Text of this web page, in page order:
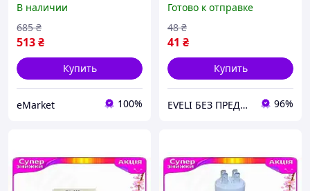
электролитический
конденсатор для схе
MAR_K
В наличии
513₴
685 ₴
Купить
eMarket 100%
сборки схем 12х8мм, 10
штук в наборе на базу
Готово к отправке
41 ₴
48 ₴
Купить
EVELI БЕЗ ПРЕДОПЛАТ 96%